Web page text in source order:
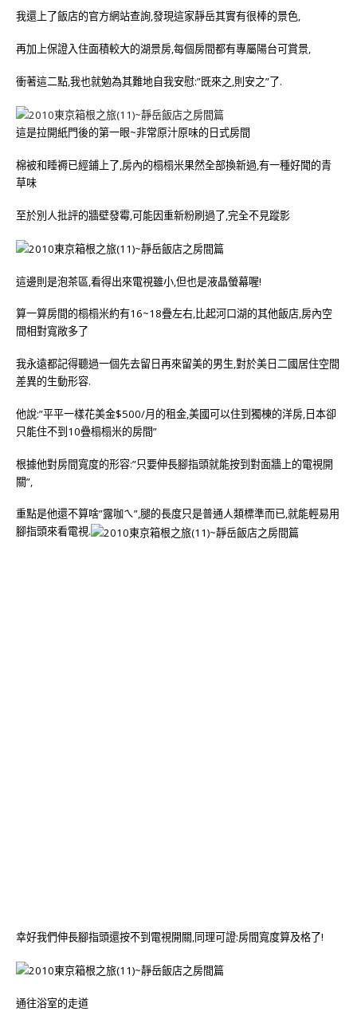
我還上了飯店的官方網站查詢,發現這家靜岳其實有很棒的景色,
再加上保證入住面積較大的湖景房,每個房間都有專屬陽台可賞景,
衝著這二點,我也就勉為其難地自我安慰:”既來之,則安之”了.
這是拉開紙門後的第一眼~非常原汁原味的日式房間
棉被和睡褥已經鋪上了,房內的榻榻米果然全部換新過,有一種好聞的青
草味
至於別人批評的牆壁發霉,可能因重新粉刷過了,完全不見蹤影
這邊則是泡茶區,看得出來電視雖小,但也是液晶螢幕喔!
算一算房間的榻榻米約有16~18疊左右,比起河口湖的其他飯店,房內空
間相對寬敞多了
我永遠都記得聽過一個先去留日再來留美的男生,對於美日二國居住空間
差異的生動形容.
他說:”平平一樣花美金$500/月的租金,美國可以住到獨棟的洋房,日本卻
只能住不到10疊榻榻米的房間”
根據他對房間寬度的形容:”只要伸長腳指頭就能按到對面牆上的電視開
關”,
重點是他還不算啥”露咖ㄟ”,腿的長度只是普通人類標準而已,就能輕易用
腳指頭來看電視.
幸好我們伸長腳指頭還按不到電視開關,同理可證:房間寬度算及格了!
通往浴室的走道